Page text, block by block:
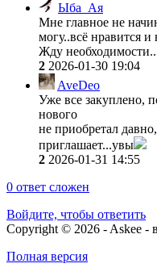
Ыба_Ая
Мне главное не
могу..всё нравится и
Жду необходимости..
2 2026-01-30 19:04
AveDeo
Уже все закуплено,
нового
не приобретал
приглашает...увы
2 2026-01-31 14:55
0 ответ сложен
Войдите, чтобы ответить
Copyright © 2026 - Askee -
Полная версия